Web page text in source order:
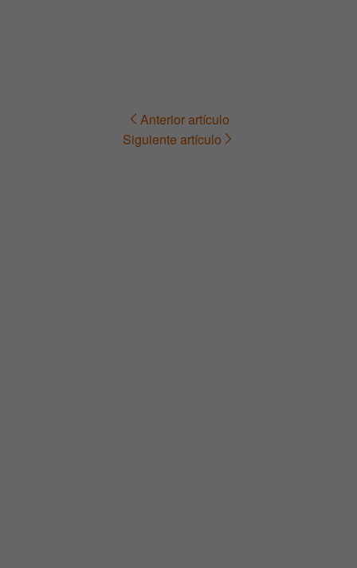
Navegación Anterior artículo
Siguiente artículo